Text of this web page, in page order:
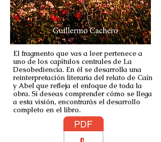
El fragmento que vas a leer pertenece a
uno de los capítulos centrales de La
Desobediencia. En él se desarrolla una
reinterpretación literaria del relato de Caín
y Abel que refleja el enfoque de toda la
obra. Si deseas comprender cómo se llega
a esta visión, encontrarás el desarrollo
completo en el libro.